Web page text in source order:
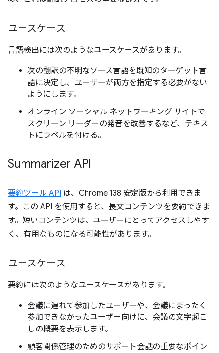
ユースケース
言語検出には次のようなユースケースがあります。
次の翻訳の不明なソース言語を既知のターゲット言
語に決定し、ユーザーが両方を指定する必要がない
ようにします。
オンライン ソーシャル ネットワーキング サイトで
スクリーン リーダーの発音を改善するなど、テキス
トにラベルを付ける。
Summarizer API
要約ツール API は、Chrome 138 安定版から利用できま
す。この API を使用すると、長文コンテンツを要約できま
す。短いコンテンツは、ユーザーにとってアクセスしやす
く、有用なものになる可能性があります。
ユースケース
要約には次のようなユースケースがあります。
会議に遅れて参加したユーザーや、会議にまったく
参加できなかったユーザー向けに、会議の文字起こ
しの概要を表示します。
顧客関係管理のためのサポート会話の重要なポイン